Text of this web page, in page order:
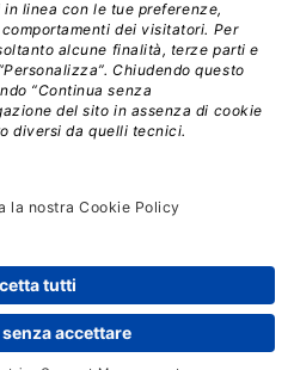
e tempi di spedizione
di recesso
policy
d'uso
| P.IVA 01702840180 | C.F.
dei Dati: dpo@lswr.it
21 - 20134 Milano (MI)